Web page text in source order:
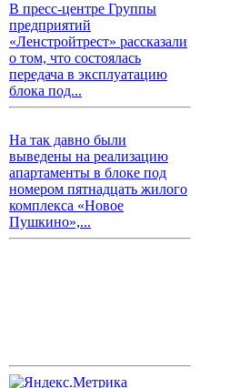
В пресс-центре Группы
предприятий
«Ленстройтрест» рассказали
о том, что состоялась
передача в эксплуатацию
блока под...
На так давно были
выведены на реализацию
апартаменты в блоке под
номером пятнадцать жилого
комплекса «Новое
Пушкино»,...